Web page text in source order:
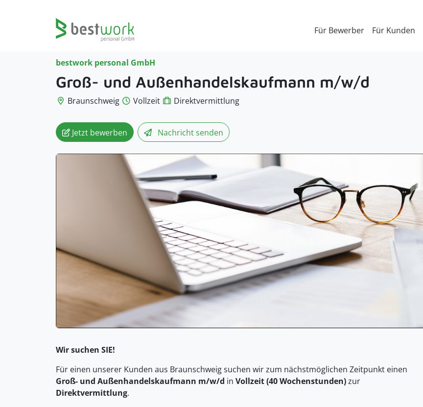
Für Bewerber Für Kunden
bestwork personal GmbH
Groß- und Außenhandelskaufmann m/w/d
Braunschweig Vollzeit Direktvermittlung
Jetzt bewerben Nachrichtsenden
Wir suchen SIE!
Für einen unserer Kunden aus Braunschweig suchen wir zum nächstmöglichen Zeitpunkt einen
Groß- und Außenhandelskaufmann m/w/d in Vollzeit (40 Wochenstunden)zur
Direktvermittlung.